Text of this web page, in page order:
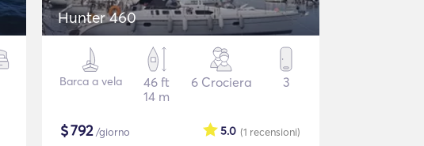
Hunter 460
Barca a vela
46 ft
14 m
6 Crociera 3
$792/giorno (1 recensioni)
5.0